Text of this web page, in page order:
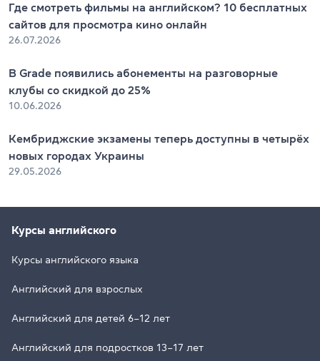
Где смотреть фильмы на английском? 10 бесплатных
сайтов для просмотра кино онлайн
26.07.2026
В Grade появились абонементы на разговорные
клубы со скидкой до 25%
10.06.2026
Кембриджские экзамены теперь доступны в четырёх
новых городах Украины
29.05.2026
Курсы английского
Курсы английского языка
Английский для взрослых
Английский для детей 6–12 лет
Английский для подростков 13–17 лет